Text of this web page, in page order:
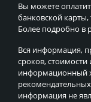
Вы можете
банковской
Более подробно в
Вся информация,
сроков, стоимости
информационный
информация не